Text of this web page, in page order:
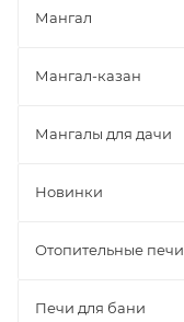
Мангал
Мангал-казан
Мангалы для дачи
Новинки
Отопительные печи
Печи для бани